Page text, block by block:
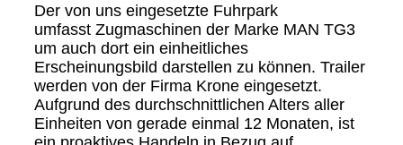
Der von uns eingesetzte Fuhrpark
umfasst Zugmaschinen der Marke MAN TG3
um auch dort ein einheitliches
Erscheinungsbild darstellen zu können. Trailer
werden von der Firma Krone eingesetzt.
Aufgrund des durchschnittlichen Alters aller
Einheiten von gerade einmal 12 Monaten, ist